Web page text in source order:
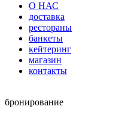
О НАС
доставка
рестораны
банкеты
кейтеринг
магазин
контакты
бронирование